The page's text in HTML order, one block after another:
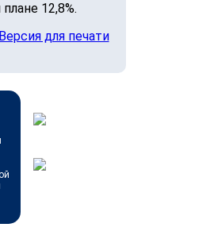
12,8%.
Версия для печати